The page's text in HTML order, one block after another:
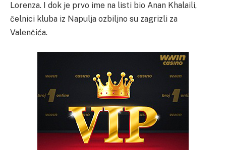
Lorenza. I dok je prvo ime na listi bio Anan Khalaili,
čelnici kluba iz Napulja ozbiljno su zagrizli za
Valenčića.